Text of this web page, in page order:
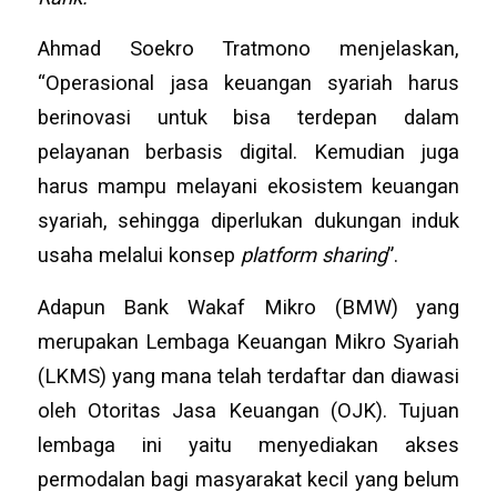
Ahmad Soekro Tratmono menjelaskan,
“Operasional jasa keuangan syariah harus
berinovasi untuk bisa terdepan dalam
pelayanan berbasis digital. Kemudian juga
harus mampu melayani ekosistem keuangan
syariah, sehingga diperlukan dukungan induk
usaha melalui konsep platform sharing”.
Adapun Bank Wakaf Mikro (BMW) yang
merupakan Lembaga Keuangan Mikro Syariah
(LKMS) yang mana telah terdaftar dan diawasi
oleh Otoritas Jasa Keuangan (OJK). Tujuan
lembaga ini yaitu menyediakan akses
permodalan bagi masyarakat kecil yang belum